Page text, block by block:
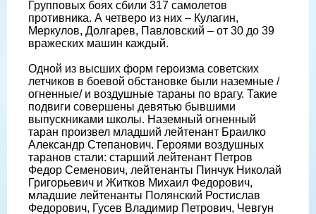
Групповых боях сбили 317 самолетов
противника. А четверо из них – Кулагин,
Меркулов, Долгарев, Павловский – от 30 до 39
вражеских машин каждый.
Одной из высших форм героизма советских
летчиков в боевой обстановке были наземные /
огненные/ и воздушные тараны по врагу. Такие
подвиги совершены девятью бывшими
выпускниками школы. Наземный огненный
таран произвел младший лейтенант Браилко
Александр Степанович. Героями воздушных
таранов стали: старший лейтенант Петров
Федор Семенович, лейтенанты Пинчук Николай
Григорьевич и Житков Михаил Федорович,
младшие лейтенанты Полянский Ростислав
Федорович, Гусев Владимир Петрович, Чевгун